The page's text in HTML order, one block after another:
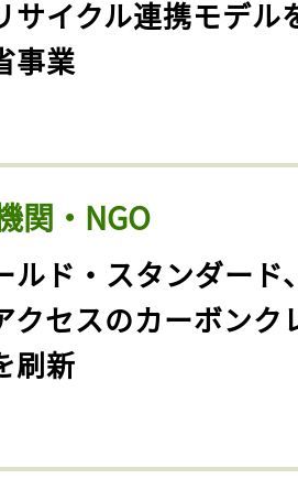
サイクル連携モデル
事業
関・NGO
ルド・スタンダード
クセスのカーボンク
刷新